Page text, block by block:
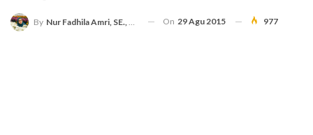
By Nur Fadhila Amri, SE., Ak., M.Si On 29 Agu 2015 977